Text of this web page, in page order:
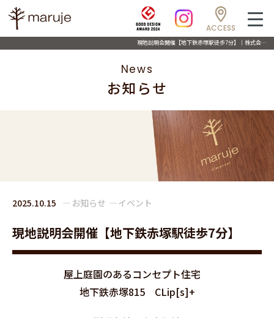
ACCESS
現地説明会開催【地下鉄赤塚駅徒歩7分】｜株式会社マルジェ
News
お知らせ
2025.10.15 お知らせ イベント
現地説明会開催【地下鉄赤塚駅徒歩7分】
屋上庭園のあるコンセプト住宅
地下鉄赤塚815 CLip[s]+